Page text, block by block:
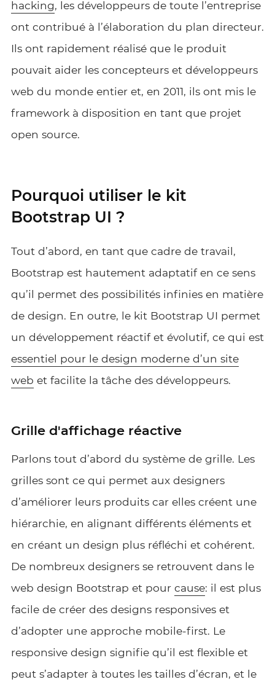
hacking, les développeurs de toute l’entreprise
ont contribué à l’élaboration du plan directeur.
Ils ont rapidement réalisé que le produit
pouvait aider les concepteurs et développeurs
web du monde entier et, en 2011, ils ont mis le
framework à disposition en tant que projet
open source.
Pourquoi utiliser le kit
Bootstrap UI ?
Tout d’abord, en tant que cadre de travail,
Bootstrap est hautement adaptatif en ce sens
qu’il permet des possibilités infinies en matière
de design. En outre, le kit Bootstrap UI permet
un développement réactif et évolutif, ce qui est
essentiel pour le design moderne d’un site
web et facilite la tâche des développeurs.
Grille d'affichage réactive
Parlons tout d’abord du système de grille. Les
grilles sont ce qui permet aux designers
d’améliorer leurs produits car elles créent une
hiérarchie, en alignant différents éléments et
en créant un design plus réfléchi et cohérent.
De nombreux designers se retrouvent dans le
web design Bootstrap et pour cause: il est plus
facile de créer des designs responsives et
d’adopter une approche mobile-first. Le
responsive design signifie qu’il est flexible et
peut s’adapter à toutes les tailles d’écran, et le